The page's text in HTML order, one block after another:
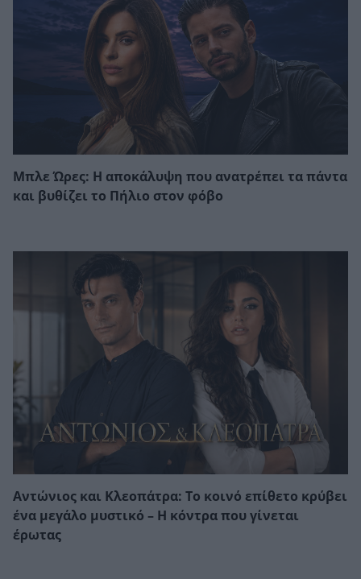
Μπλε Ώρες: Η αποκάλυψη που ανατρέπει τα πάντα
και βυθίζει το Πήλιο στον φόβο
Αντώνιος και Κλεοπάτρα: Το κοινό επίθετο κρύβει
ένα μεγάλο μυστικό – Η κόντρα που γίνεται
έρωτας